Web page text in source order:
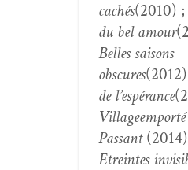
cachés(2010) ;
du bel amour
Belles saisons
obscures
de l’espérance
Vil­lageemporté
Pas­sant
Etreintes